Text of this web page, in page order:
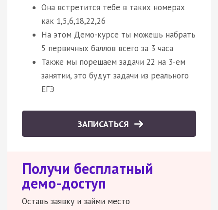
Она встретится тебе в таких номерах
как 1,5,6,18,22,26
На этом Демо-курсе ты можешь набрать
5 первичных баллов всего за 3 часа
Также мы порешаем задачи 22 на 3-ем
занятии, это будут задачи из реального
ЕГЭ
ЗАПИСАТЬСЯ
Получи бесплатный
демо-доступ
Оставь заявку и займи место